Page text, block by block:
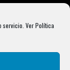
servicio. Ver Política